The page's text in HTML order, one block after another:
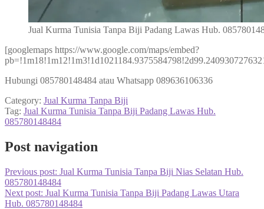
Jual Kurma Tunisia Tanpa Biji Padang Lawas Hub.
[googlemaps https://www.google.com/maps/embed?
Hubungi 085780148484 atau Whatsapp 089636106336
Category: Jual Kurma Tanpa Biji
Tag: Jual Kurma Tunisia Tanpa Biji Padang Lawas Hub.
085780148484
Post navigation
Previous post: Jual Kurma Tunisia Tanpa Biji Nias Selatan Hub.
085780148484
Next post: Jual Kurma Tunisia Tanpa Biji Padang Lawas Utara
Hub. 085780148484